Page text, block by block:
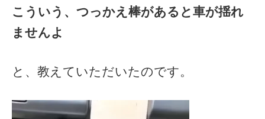
こういう、つっかえ棒があると車が揺れ
ませんよ
と、教えていただいたのです。